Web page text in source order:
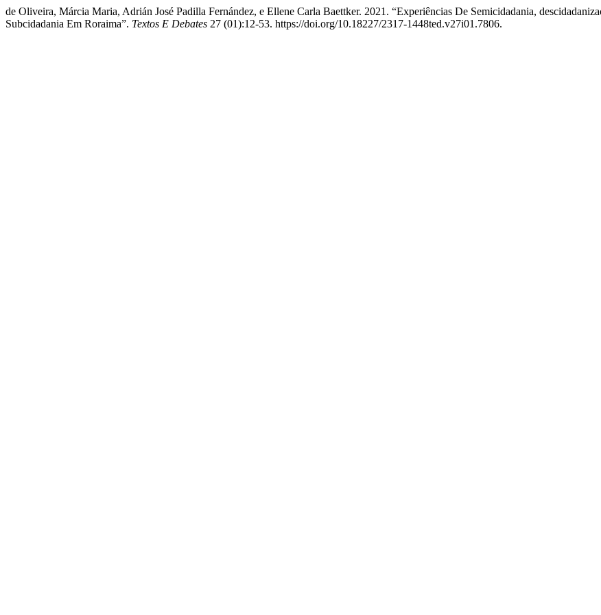
de Oliveira, Márcia Maria, Adrián José Padilla Fernández, e Ellene Carla Baettker. 2021. “Experiências De Semicidadania,
Subcidadania Em Roraima”. Textos E Debates 27 (01):12-53. https://doi.org/10.18227/2317-1448ted.v27i01.7806.